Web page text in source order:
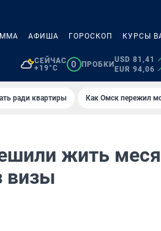
АФИША ГОРОСКОП КУРСЫ
СЕЙЧАС
+19°C
0 ПРОБКИ
USD 81,41
EUR 94,06
ради квартиры Как Омск пережил
жить
визы